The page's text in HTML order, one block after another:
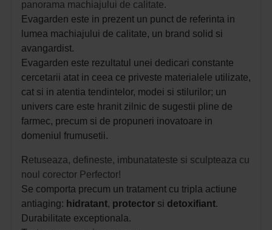
panorama machiajului de calitate.
Evagarden este in prezent un punct de referinta in
lumea machiajului de calitate, un brand solid si
avangardist.
Evagarden este rezultatul unei dedicari constante
cercetarii atat in ceea ce priveste materialele utilizate,
cat si in atentia tendintelor, modei si stilurilor; un
univers care este hranit zilnic de sugestii pline de
farmec, precum si de propuneri inovatoare in
domeniul frumusetii.
Retuseaza, defineste, imbunatateste si sculpteaza cu
noul corector Perfector!
Se comporta precum un tratament cu tripla actiune
antiaging: hidratant, protector si detoxifiant.
Durabilitate exceptionala.